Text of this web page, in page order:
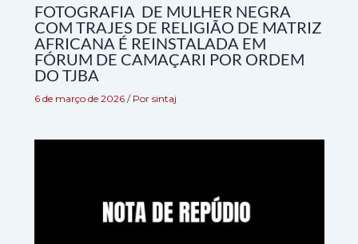
FOTOGRAFIA DE MULHER NEGRA
COM TRAJES DE RELIGIÃO DE MATRIZ
AFRICANA É REINSTALADA EM
FÓRUM DE CAMAÇARI POR ORDEM
DO TJBA
6 de março de 2026 / Por sintaj